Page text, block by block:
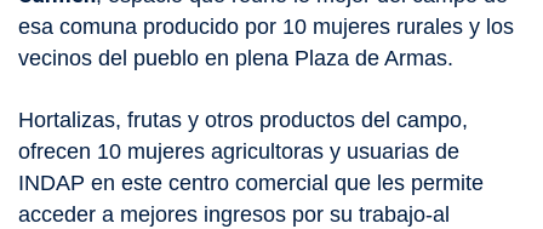
Biblioteca
esa comuna producido por 10 mujeres rurales y los
vecinos del pueblo en plena Plaza de Armas.
Hortalizas, frutas y otros productos del campo,
ofrecen 10 mujeres agricultoras y usuarias de
INDAP en este centro comercial que les permite
acceder a mejores ingresos por su trabajo-al